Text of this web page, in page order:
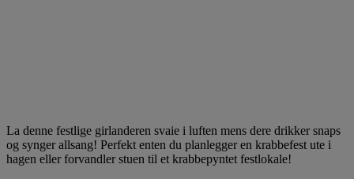
La denne festlige girlanderen svaie i luften mens dere drikker snaps
og synger allsang! Perfekt enten du planlegger en krabbefest ute i
hagen eller forvandler stuen til et krabbepyntet festlokale!